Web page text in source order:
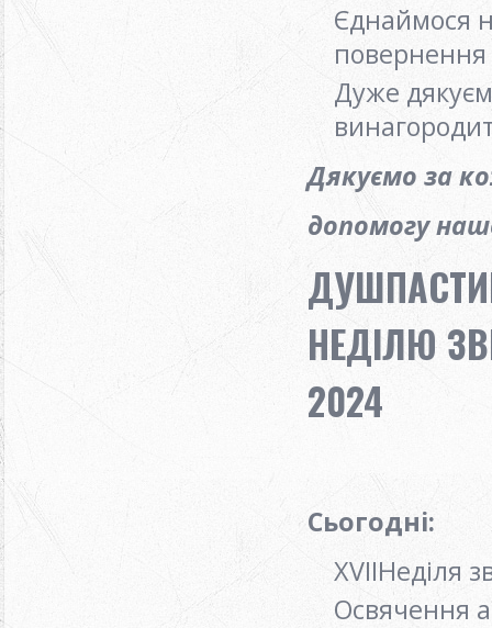
Єднаймося
повернення
Дуже
Дякуємо за
допомогу
НЕДІЛЮ
2024
Сьогодні:
ХVІIНеділя
Освячення